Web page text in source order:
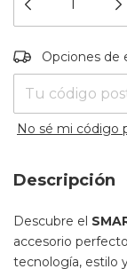
Entregas para el
Opciones de
No sé mi código
Descripción
Descubre el
accesorio
tecnología, estilo